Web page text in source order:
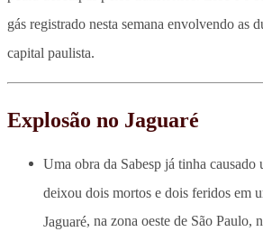
gás registrado nesta semana envolvendo as
capital paulista.
Explosão no Jaguaré
Uma obra da Sabesp já tinha causado
deixou dois mortos e dois feridos em
Jaguaré, na zona oeste de São Paulo,